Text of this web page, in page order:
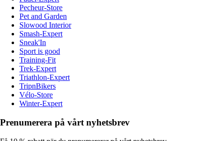
Pecheur-Store
Pet and Garden
Slowood Interior
Smash-Expert
Sneak'In
Sport is good
Training-Fit
Trek-Expert
Triathlon-Expert
TripnBikers
Vélo-Store
Winter-Expert
Prenumerera på vårt nyhetsbrev